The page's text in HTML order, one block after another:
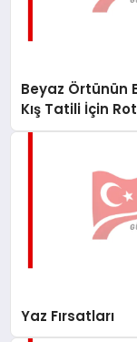
Beyaz Örtünün
Kış Tatili İçin
Yaz Fırsatları